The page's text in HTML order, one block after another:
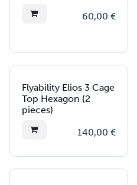
60,00 €
Flyability Elios 3 Cage
Top Hexagon (2
pieces)
140,00 €